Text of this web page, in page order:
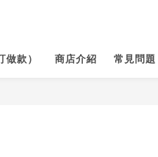
款） 商店介紹 常見問題